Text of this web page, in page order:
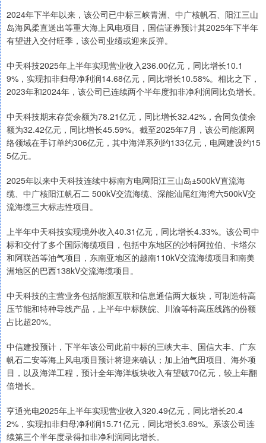
2024年下半年以来，该公司已中标三峡青洲、中广核帆石、阳江三山
岛海风柔直送出等重大海上风电项目，国信证券预计其2025年下半年
有望进入交付旺季，该公司业绩或迎来反弹。
中天科技2025年上半年实现营业收入236.00亿元，同比增长10.1
9%，实现扣非归母净利润14.68亿元，同比增长10.58%。相比之下，
2023年和2024年，该公司已连续两个半年度扣非净利润同比负增长。
中天科技期末存货余额为78.21亿元，同比增长32.42%，合同负债余
额为32.42亿元，同比增长45.59%。截至2025年7月，该公司能源网
络领域在手订单约306亿元，其中海洋系列约133亿元，电网建设约15
5亿元。
2025年以来中天科技连续中标南方电网阳江三山岛±500kV直流海
缆、中广核阳江帆石二 500kV交流海缆、深能汕尾红海湾六500kV交
流海缆三大标志性项目。
上半年中天科技实现境外收入40.31亿元，同比增长4.33%。该公司中
标和交付了多个国际海缆项目，包括中东地区的沙特阿拉伯、卡塔尔
和阿联酋等油气项目，东南亚地区的越南110kV交流海缆项目和南美
洲地区的巴西138kV交流海缆项目。
中天科技的主营业务包括能源互联和信息通信两大板块，可制造特高
压节能和特种导线产品，上半年中标陕皖、川渝等特高压线路的份额
占比超20%。
中信建投预计，下半年该公司此前中标的三峡大丰、国信大丰、广东
帆石二安等海上风电项目预计将迎来确认；加上油气田项目、海外项
目，以及海洋工程，预计全年海洋板块收入有望破70亿元，较上年翻
倍增长。
亨通光电2025年上半年实现营业收入320.49亿元，同比增长20.4
2%，实现扣非归母净利润15.71亿元，同比增长3.69%。系该公司连
续第三个半年度录得扣非净利润同比增长。